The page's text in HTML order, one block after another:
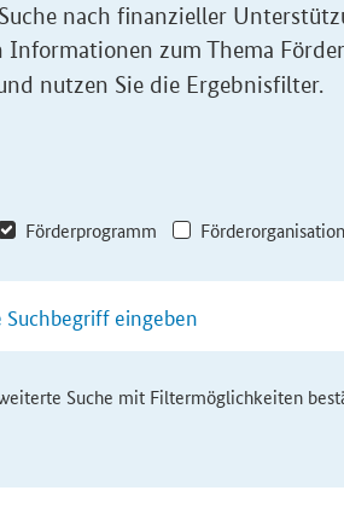
nach finanzieller
zum Thema
nutzen Sie die Ergebnisfilter.
Förderprogramm Förderorganisation
Suche mit Filtermöglichkeiten